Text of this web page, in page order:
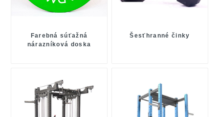
Farebná súťažná
nárazníková doska
Šesťhranné činky